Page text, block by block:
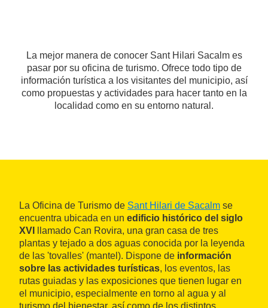
La mejor manera de conocer Sant Hilari Sacalm es
pasar por su oficina de turismo. Ofrece todo tipo de
información turística a los visitantes del municipio, así
como propuestas y actividades para hacer tanto en la
localidad como en su entorno natural.
La Oficina de Turismo de Sant Hilari de Sacalm se
encuentra ubicada en un edificio histórico del siglo
XVI
llamado Can Rovira, una gran casa de tres
plantas y tejado a dos aguas conocida por la leyenda
de las 'tovalles' (mantel). Dispone de información
sobre las actividades turísticas, los eventos, las
rutas guiadas y las exposiciones que tienen lugar en
el municipio, especialmente en torno al agua y al
turismo del bienestar, así como de los distintos